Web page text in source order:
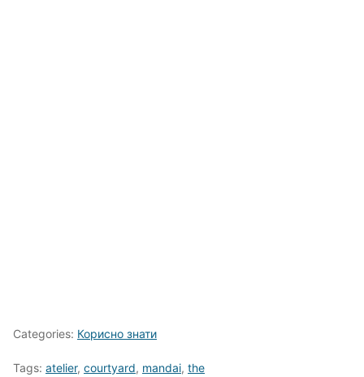
Categories: Корисно знати
Tags: atelier, courtyard, mandai, the